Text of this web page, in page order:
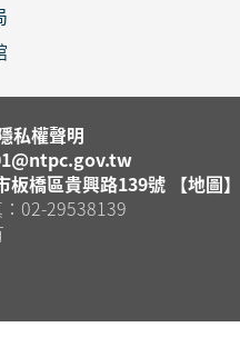
私權聲明
橋區貴興路139號 【地圖】
02-29538139